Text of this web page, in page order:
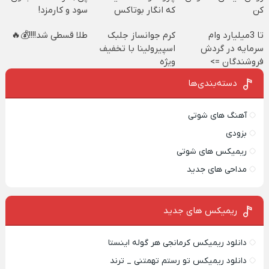
کن
که انگار بوتاکس
سود و کارمزد!
تا 3میلیارد وام
سرمایه در گردش
فروشندگان =>
فروشگاهت رو ثبت
کرم جوانساز جلبک
اسپیرولینا با تخفیف
ویژه
طلا قسطی شد!!!!💰🔥
دسته‌بندی‌ها
آهنگ های شوتی
بزودی
ریمیکس های شوتی
مداحی های جدید
ریمیکس‌ های جدید
دانلود ریمیکس کرمانجی هر گوله اینستا
دانلود ریمیکس تو رستم تهمتنی _ ترند